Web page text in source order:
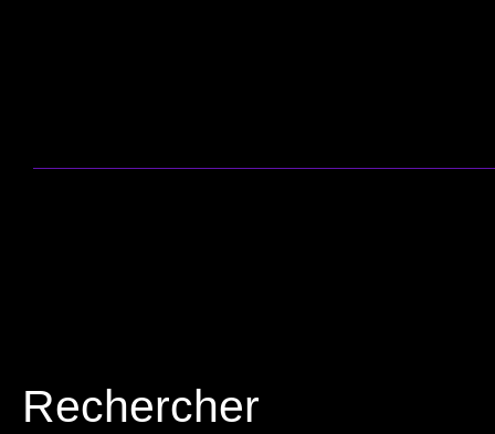
Rechercher